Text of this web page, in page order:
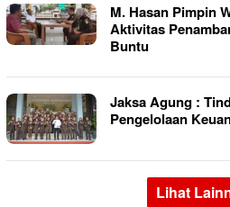
M. Hasan Pimpin
Aktivitas
Buntu
Jaksa Agung :
Pengelolaan
Lihat